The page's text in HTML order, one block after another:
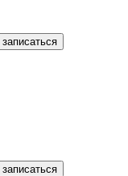
записаться
записаться